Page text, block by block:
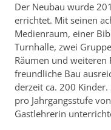
Der Neubau wurde
errichtet. Mit seinen
Medienraum, einer
Turnhalle, zwei
Räumen und
freundliche Bau
derzeit ca. 200
pro Jahrgangsstufe
Gastlehrerin